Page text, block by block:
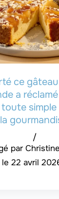
ce
a
/
22 avril